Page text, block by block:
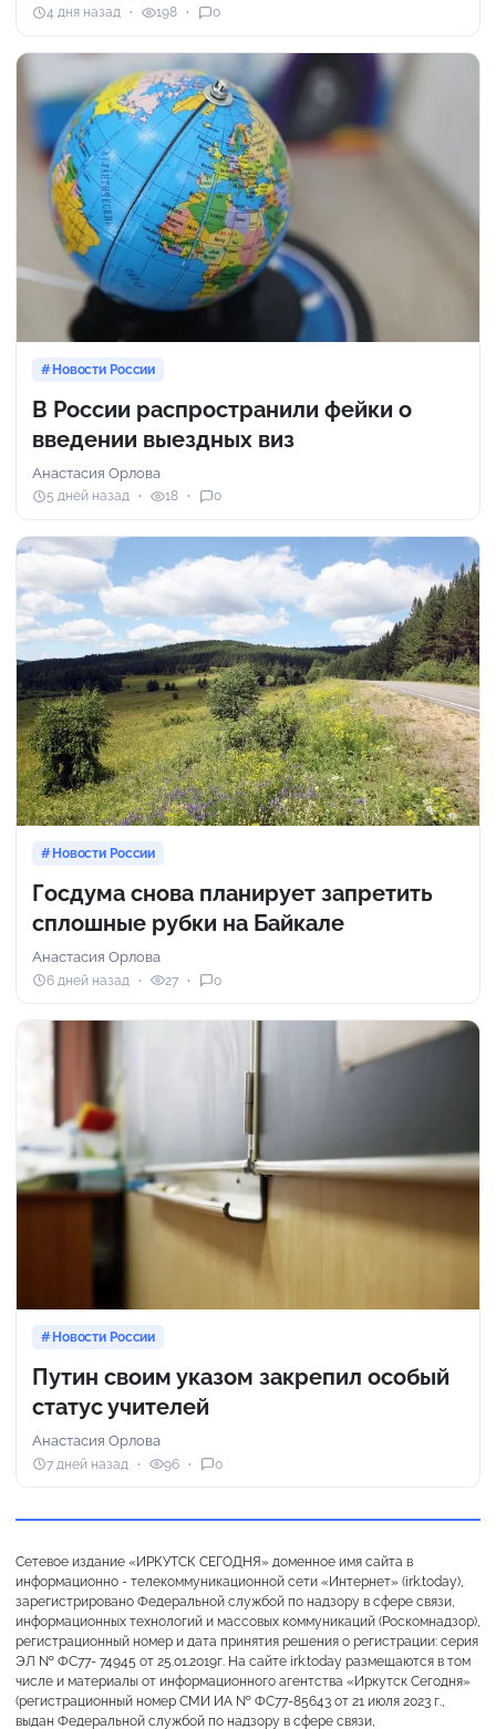
4 дня назад 198 0
Новости России
В России распространили фейки о
введении выездных виз
Анастасия Орлова
5 дней назад 18 0
Новости России
Госдума снова планирует запретить
сплошные рубки на Байкале
Анастасия Орлова
6 дней назад 27 0
Новости России
Путин своим указом закрепил особый
статус учителей
Анастасия Орлова
7 дней назад 96 0
Сетевое издание «ИРКУТСК СЕГОДНЯ» доменное имя сайта в
информационно - телекоммуникационной сети «Интернет» (irk.today),
зарегистрировано Федеральной службой по надзору в сфере связи,
информационных технологий и массовых коммуникаций (Роскомнадзор),
регистрационный номер и дата принятия решения о регистрации: серия
ЭЛ № ФС77- 74945 от 25.01.2019г. На сайте irk.today размещаются в том
числе и материалы от информационного агентства «Иркутск Сегодня»
(регистрационный номер СМИ ИА № ФС77-85643 от 21 июля 2023 г.,
выдан Федеральной службой по надзору в сфере связи,